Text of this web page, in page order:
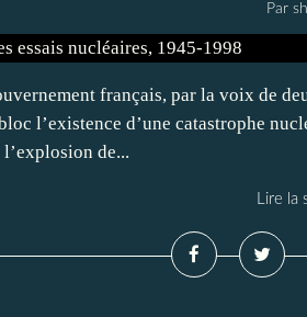
Par
français, par la voix de
l’existence d’une catastrophe
de...
Lire la